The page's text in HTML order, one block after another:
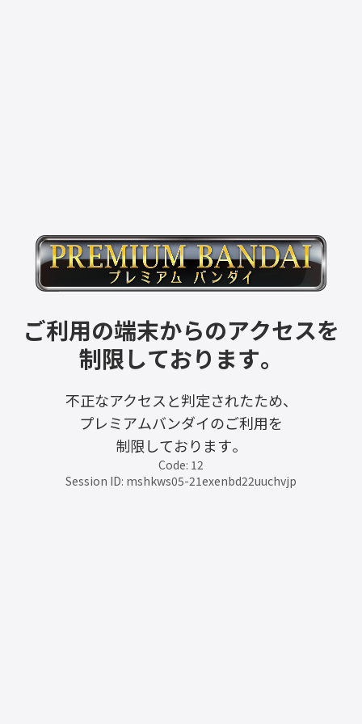
ご利用の端末からのアクセスを
制限しております。
不正なアクセスと判定されたため、
プレミアムバンダイのご利用を
制限しております。
Code: 12
Session ID: mshkws05-21exenbd22uuchvjp